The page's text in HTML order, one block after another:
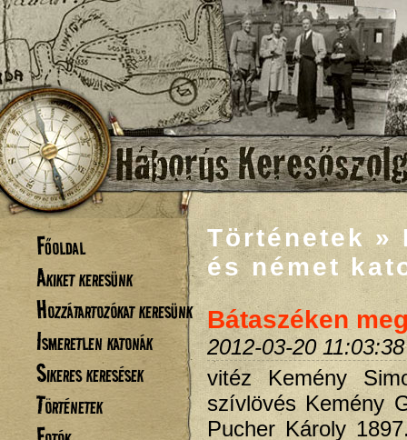
Főoldal
Akiket keresünk
Hozzátartozókat keresünk
Ismeretlen katonák
Sikeres keresések
Történetek
Történetek »
és német
Bátaszéken
2012-03-20 11:03:38
vitéz Kemény
szívlövés Kemény
Pucher Károly